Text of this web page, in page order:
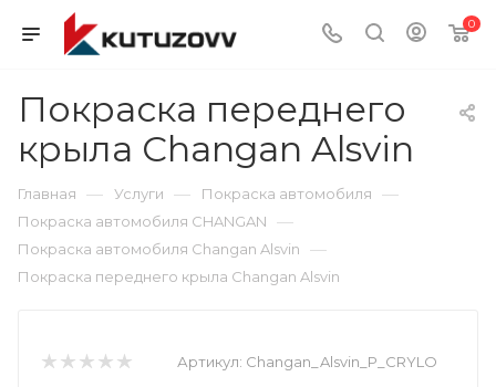
0
Покраска переднего
крыла Changan Alsvin
Главная — Услуги — Покраска автомобиля —
Покраска автомобиля CHANGAN —
Покраска автомобиля Changan Alsvin —
Покраска переднего крыла Changan Alsvin
Артикул: Changan_Alsvin_P_CRYLO